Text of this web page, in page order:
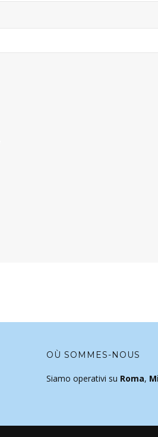
OÙ SOMMES-NOUS
Siamo operativi su Roma,